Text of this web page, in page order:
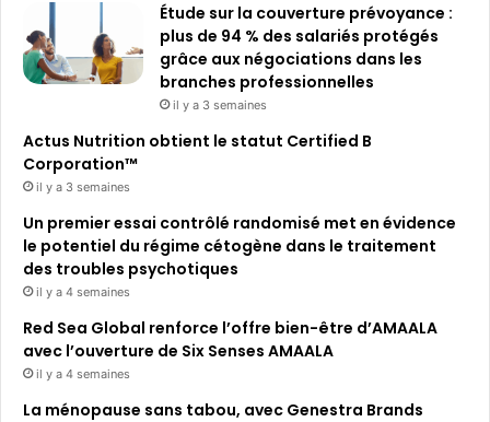
Étude sur la couverture prévoyance :
plus de 94 % des salariés protégés
grâce aux négociations dans les
branches professionnelles
il y a 3 semaines
Actus Nutrition obtient le statut Certified B
Corporation™
il y a 3 semaines
Un premier essai contrôlé randomisé met en évidence
le potentiel du régime cétogène dans le traitement
des troubles psychotiques
il y a 4 semaines
Red Sea Global renforce l’offre bien-être d’AMAALA
avec l’ouverture de Six Senses AMAALA
il y a 4 semaines
La ménopause sans tabou, avec Genestra Brands